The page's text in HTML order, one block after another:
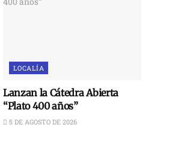
LOCALÍA
Lanzan la Cátedra Abierta
“Plato 400 años”
5 DE AGOSTO DE 2026